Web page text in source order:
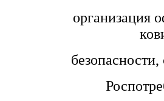
организация